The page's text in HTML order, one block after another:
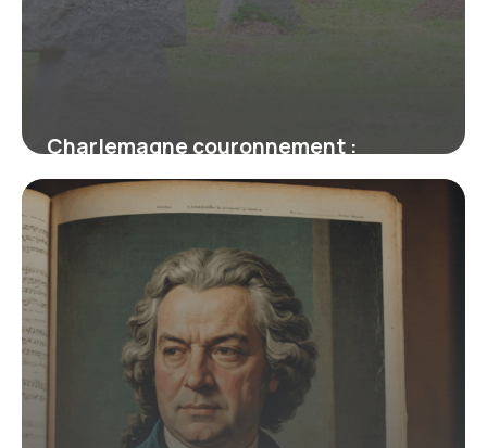
Charlemagne couronnement :
Histoire complète
16 juin 2026